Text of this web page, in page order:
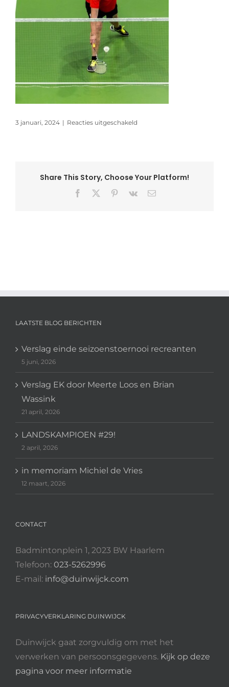
3 januari, 2024 | Reacties uitgeschakeld
Share This Story, Choose Your Platform!
Facebook Pinterest
Vk
E-
LAATSTE BLOG BERICHTEN
Verslag einde seizoenstoernooi recreanten
5 juni, 2026
Verslag EK door Meerte Loos en Brian
Wassink
21 april, 2026
LANDSKAMPIOEN #29!
2 april, 2026
in memoriam Michiel de Vries
12 maart, 2026
CONTACT
Badmintonplein 1, 2023 BW Haarlem
Telefoon: 023-5262996
E-mail: info@duinwijck.com
PRIVACYVERKLARING DUINWIJCK
Duinwijck gaat zorgvuldig om met het
verwerken van persoonsgegevens. Kijk op deze
pagina voor meer informatie